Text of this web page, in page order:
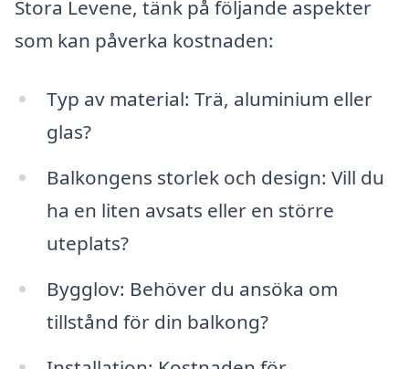
Stora Levene, tänk på följande aspekter
som kan påverka kostnaden:
Typ av material: Trä, aluminium eller
glas?
Balkongens storlek och design: Vill du
ha en liten avsats eller en större
uteplats?
Bygglov: Behöver du ansöka om
tillstånd för din balkong?